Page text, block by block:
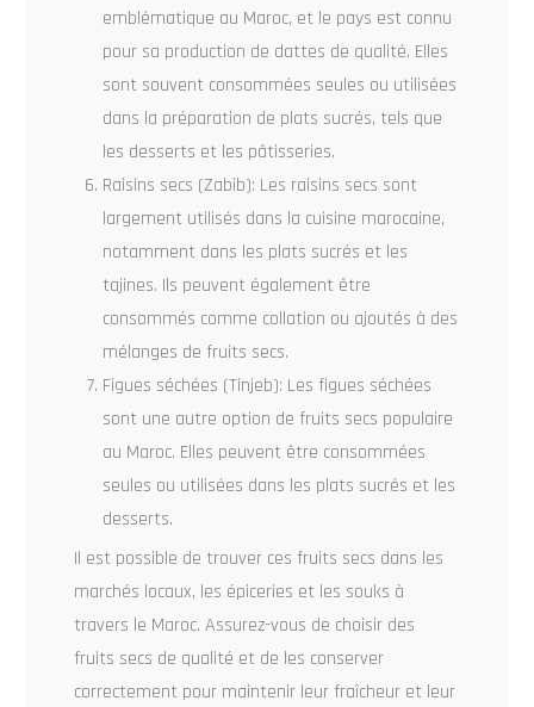
emblématique au Maroc, et le pays est connu
pour sa production de dattes de qualité. Elles
sont souvent consommées seules ou utilisées
dans la préparation de plats sucrés, tels que
les desserts et les pâtisseries.
Raisins secs (Zabib): Les raisins secs sont
largement utilisés dans la cuisine marocaine,
notamment dans les plats sucrés et les
tajines. Ils peuvent également être
consommés comme collation ou ajoutés à des
mélanges de fruits secs.
Figues séchées (Tinjeb): Les figues séchées
sont une autre option de fruits secs populaire
au Maroc. Elles peuvent être consommées
seules ou utilisées dans les plats sucrés et les
desserts.
Il est possible de trouver ces fruits secs dans les
marchés locaux, les épiceries et les souks à
travers le Maroc. Assurez-vous de choisir des
fruits secs de qualité et de les conserver
correctement pour maintenir leur fraîcheur et leur